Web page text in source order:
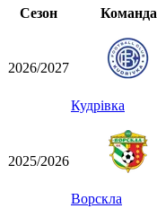
Сезон
Команда
2026/2027
Кудрівка
2025/2026
Ворскла